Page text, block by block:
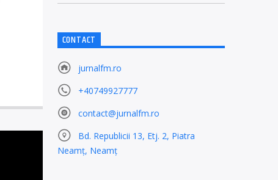
CONTACT
jurnalfm.ro
+40749927777
contact@jurnalfm.ro
Bd. Republicii 13, Etj. 2, Piatra
Neamț, Neamț